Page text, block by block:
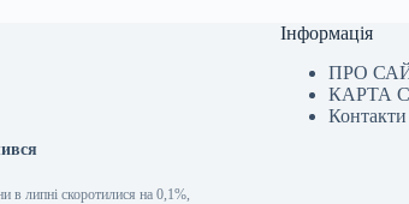
в липні скоротилися на 0,1%,
Інформація
ПРО
КАРТА
Контакти